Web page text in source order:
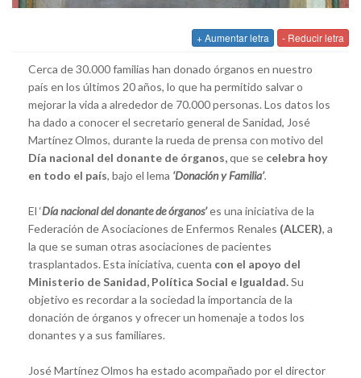
+ Aumentar letra - Reducir letra
Cerca de 30.000 familias han donado órganos en nuestro
país en los últimos 20 años, lo que ha permitido salvar o
mejorar la vida a alrededor de 70.000 personas. Los datos los
ha dado a conocer el secretario general de Sanidad, José
Martínez Olmos, durante la rueda de prensa con motivo del
Día nacional del donante de órganos,que se celebra hoy
en todo el país, bajo el lema ‘Donación y Familia’.
El ‘Día nacional del donante de órganos’es una iniciativa de la
Federación de Asociaciones de Enfermos Renales (ALCER), a
la que se suman otras asociaciones de pacientes
trasplantados. Esta iniciativa, cuenta con el apoyo del
Ministerio de Sanidad, Política Social e Igualdad.Su
objetivo es recordar a la sociedad la importancia de la
donación de órganos y ofrecer un homenaje a todos los
donantes y a sus familiares.
José Martínez Olmos ha estado acompañado por el director